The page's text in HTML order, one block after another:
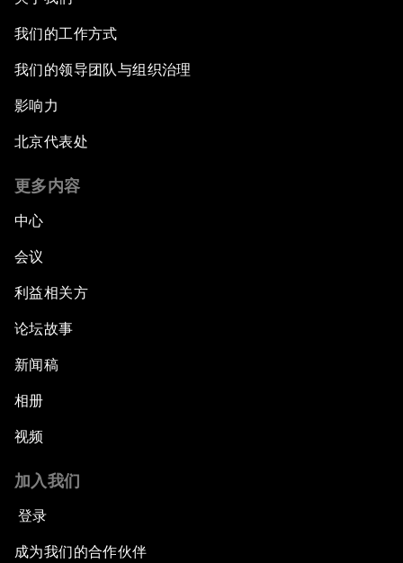
我们的工作方式
我们的领导团队与组织治理
影响力
北京代表处
更多内容
中心
会议
利益相关方
论坛故事
新闻稿
相册
视频
加入我们
登录
成为我们的合作伙伴